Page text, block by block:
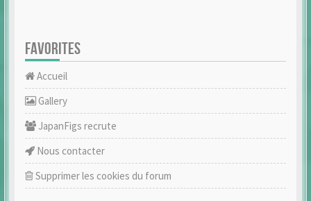
FAVORITES
Accueil
Gallery
JapanFigs recrute
Nous contacter
Supprimer les cookies du forum